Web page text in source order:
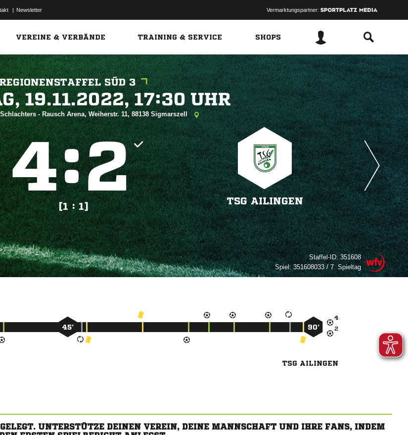
| Newsletter Vermarktungspartner:
VEREINE & VERBÄNDE TRAINING & SERVICE SHOPS
REGIONENSTAFFEL SÜD 3
  
- Rausch Arena, Weiherstr. 11, 88138 Sigmarszell
:
[1 : 1]
TSG AILINGEN
Staffel-ID:351608
Spiel:351608033 / 7. Spieltag


45’ 90’
TSG AILINGEN
UNTERSTÜTZE DEINEN VEREIN, DEINE MANNSCHAFT UND IHRE FANS, INDEM